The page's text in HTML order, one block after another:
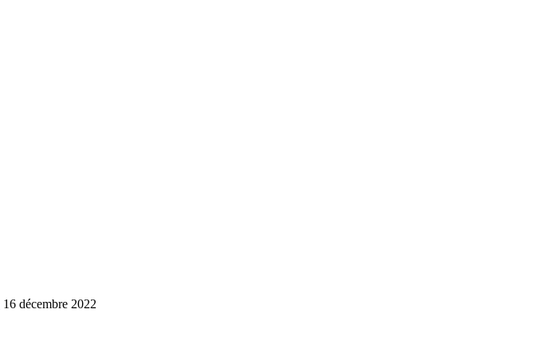
16 décembre 2022